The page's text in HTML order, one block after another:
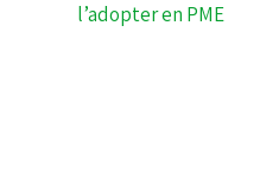
l’adopter en PME